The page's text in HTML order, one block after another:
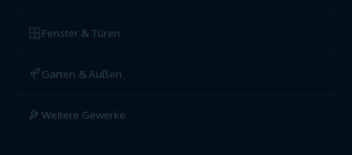
Fenster & Türen
Garten & Außen
Weitere Gewerke